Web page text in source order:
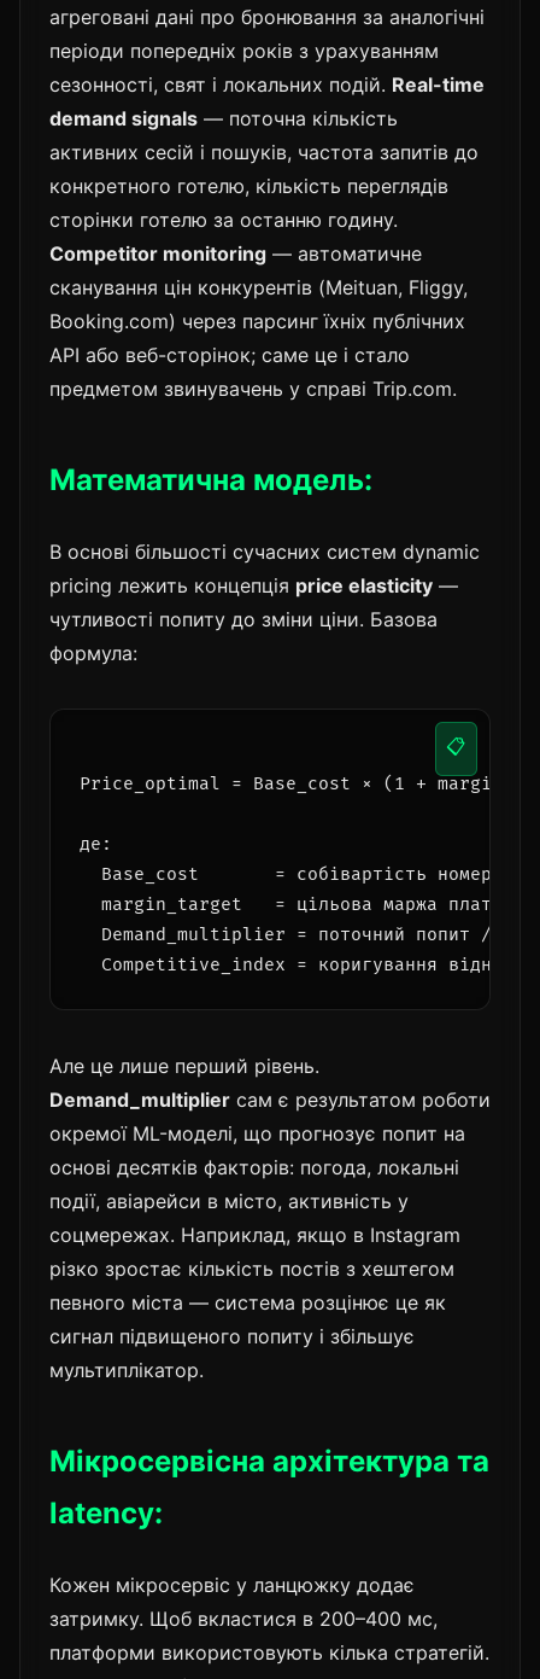
агреговані дані про бронювання за аналогічні
періоди попередніх років з урахуванням
сезонності, свят і локальних подій. Real-time
demand signals — поточна кількість
активних сесій і пошуків, частота запитів до
конкретного готелю, кількість переглядів
сторінки готелю за останню годину.
Competitor monitoring — автоматичне
сканування цін конкурентів (Meituan, Fliggy,
Booking.com) через парсинг їхніх публічних
API або веб-сторінок; саме це і стало
предметом звинувачень у справі Trip.com.
Математична модель:
В основі більшості сучасних систем dynamic
pricing лежить концепція price elasticity —
чутливості попиту до зміни ціни. Базова
формула:
Price_optimal = Base_cost × (1 +
де:
Base_cost       = собівартість номера
margin_target   = цільова маржа
Demand_multiplier = поточний попит /
📋
Але це лише перший рівень.
Demand_multiplier сам є результатом роботи
окремої ML-моделі, що прогнозує попит на
основі десятків факторів: погода, локальні
події, авіарейси в місто, активність у
соцмережах. Наприклад, якщо в Instagram
різко зростає кількість постів з хештегом
певного міста — система розцінює це як
сигнал підвищеного попиту і збільшує
мультиплікатор.
Мікросервісна архітектура та
latency:
Кожен мікросервіс у ланцюжку додає
затримку. Щоб вкластися в 200–400 мс,
платформи використовують кілька стратегій.